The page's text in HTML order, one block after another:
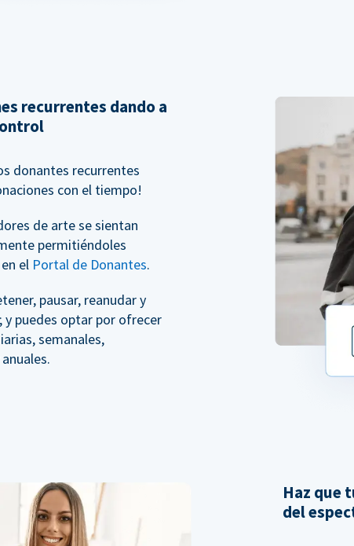
recurrentes dando a
donantes recurrentes
con el tiempo!
de arte se sientan
permitiéndoles
el Portal de Donantes.
pausar, reanudar y
y puedes optar por ofrecer
semanales,
Haz que
del